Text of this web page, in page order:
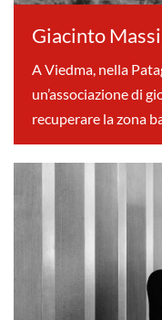
Giacinto
A Viedma, nella
un’associazione di
recuperare la zona